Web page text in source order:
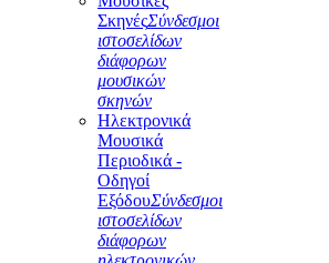
ΣκηνέςΣύνδεσμοι
ιστοσελίδων
διάφορων
μουσικών
σκηνών
Ηλεκτρονικά
Μουσικά
Περιοδικά -
Οδηγοί
ΕξόδουΣύνδεσμοι
ιστοσελίδων
διάφορων